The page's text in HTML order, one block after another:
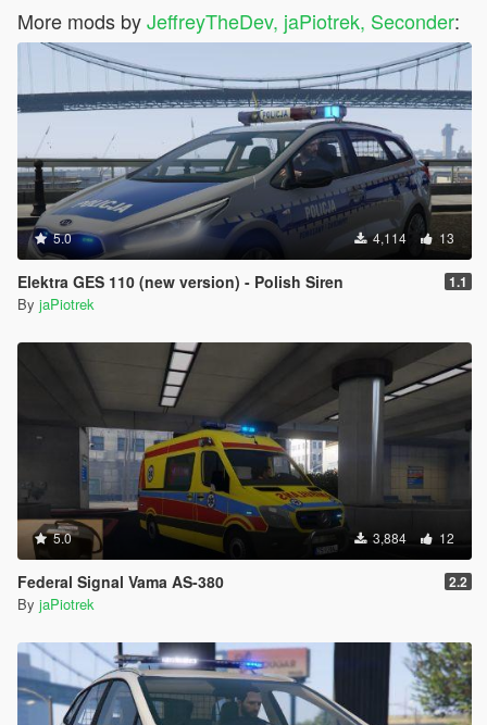
Textures - JeffreyTheDev, Ja Piotrek
Uniforms and menu - Ja Piotrek, JeffreyTheDev
Polish LSPDFR Backup - Seconder
More mods byJeffreyTheDev, jaPiotrek, Seconder:
5.0 4,114 13
Elektra GES 110 (new version) - Polish Siren 1.1
By jaPiotrek
5.0 3,884 12
Federal Signal Vama AS-380 2.2
By jaPiotrek